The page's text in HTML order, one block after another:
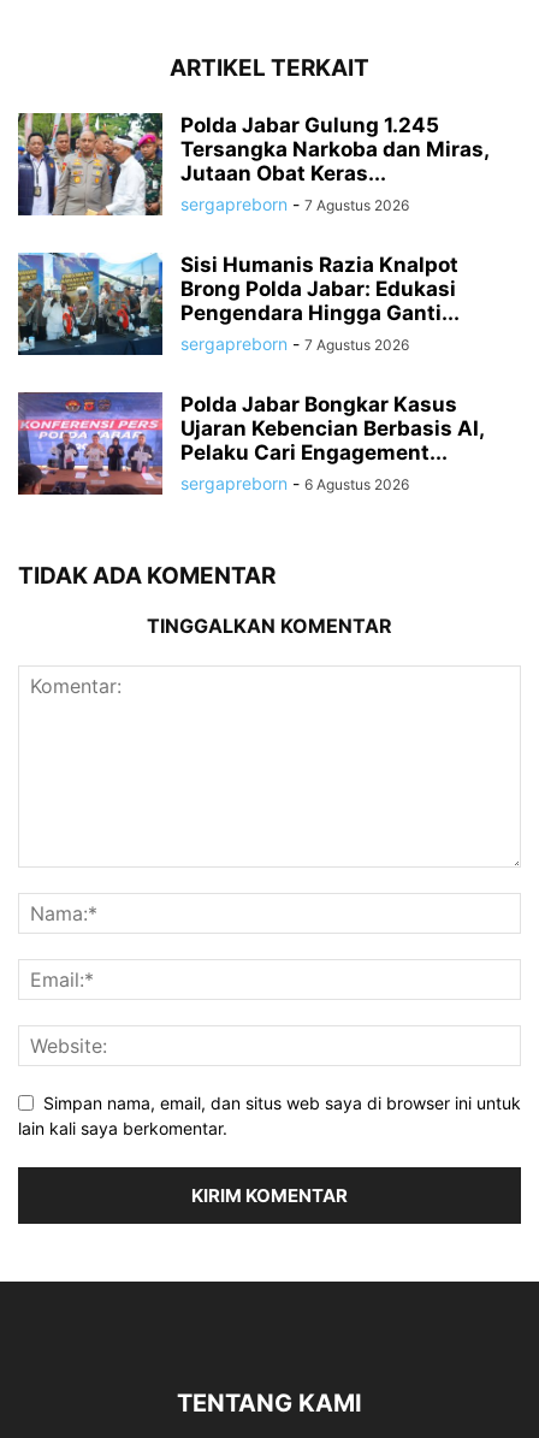
ARTIKEL TERKAIT
Polda Jabar Gulung 1.245
Tersangka Narkoba dan Miras,
Jutaan Obat Keras...
sergapreborn - 7 Agustus 2026
Sisi Humanis Razia Knalpot
Brong Polda Jabar: Edukasi
Pengendara Hingga Ganti...
sergapreborn - 7 Agustus 2026
Polda Jabar Bongkar Kasus
Ujaran Kebencian Berbasis AI,
Pelaku Cari Engagement...
sergapreborn - 6 Agustus 2026
TIDAK ADA KOMENTAR
TINGGALKAN KOMENTAR
Simpan nama, email, dan situs web saya di browser ini untuk
lain kali saya berkomentar.
TENTANG KAMI